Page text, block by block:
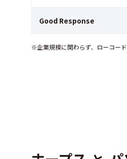
Good Response
※企業規模に関わらず、ローコー